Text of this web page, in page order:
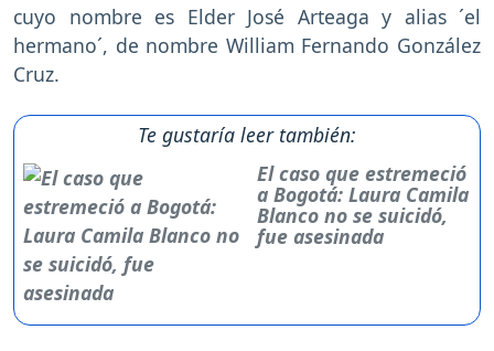
cuyo nombre es Elder José Arteaga y alias ´el
hermano´, de nombre William Fernando González
Cruz.
Te gustaría leer también:
El caso que estremeció
a Bogotá: Laura Camila
Blanco no se suicidó,
fue asesinada